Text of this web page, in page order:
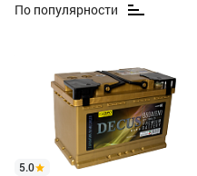
По популярности
5.0